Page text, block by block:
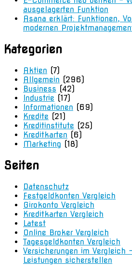
ausgelagerten Funktion
Asana erklärt: Funktionen,
modernen
Kategorien
Aktien (7)
Allgemein (296)
Business (42)
Industrie (17)
Informationen (69)
Kredite (21)
Kreditinstitute (25)
Kreditkarten (6)
Marketing (18)
Seiten
Datenschutz
Festgeldkonten Vergleich
Girokonto Vergleich
Kreditkarten Vergleich
Latest
Online Broker Vergleich
Tagesgeldkonten Vergleich
Versicherungen im Vergleich
Leistungen sicherstellen